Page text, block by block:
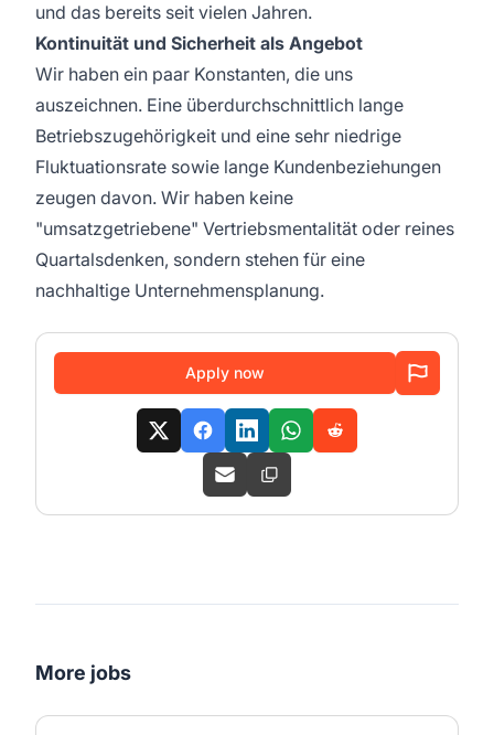
und das bereits seit vielen Jahren.
Kontinuität und Sicherheit als Angebot
Wir haben ein paar Konstanten, die uns
auszeichnen. Eine überdurchschnittlich lange
Betriebszugehörigkeit und eine sehr niedrige
Fluktuationsrate sowie lange Kundenbeziehungen
zeugen davon. Wir haben keine
"umsatzgetriebene" Vertriebsmentalität oder reines
Quartalsdenken, sondern stehen für eine
nachhaltige Unternehmensplanung.
Apply now
More jobs